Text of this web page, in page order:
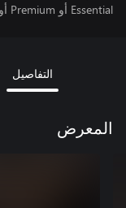
Essential أو Premium أو Ultimate (اشتراكات تُباع بشكل منفصل).
التفاصيل
المعرض